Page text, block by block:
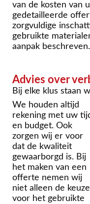
van de kosten van
gedetailleerde
zorgvuldige
gebruikte
aanpak beschreven.
Advies over
Bij elke klus staan
We houden altijd
rekening met uw
en budget. Ook
zorgen wij er voor
dat de kwaliteit
gewaarborgd is. Bij
het maken van een
offerte nemen wij
niet alleen de keuze
voor het gebruikte